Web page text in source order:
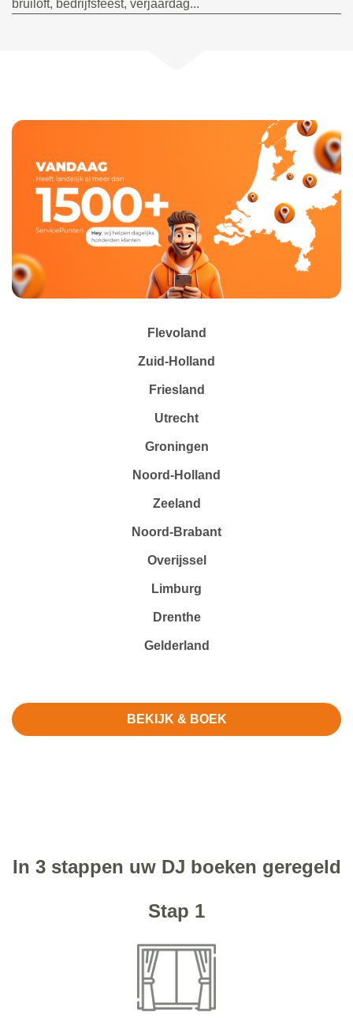
bruiloft, bedrijfsfeest, verjaardag...
Flevoland
Zuid-Holland
Friesland
Utrecht
Groningen
Noord-Holland
Zeeland
Noord-Brabant
Overijssel
Limburg
Drenthe
Gelderland
BEKIJK & BOEK
In 3 stappen uw DJ boeken geregeld
Stap 1